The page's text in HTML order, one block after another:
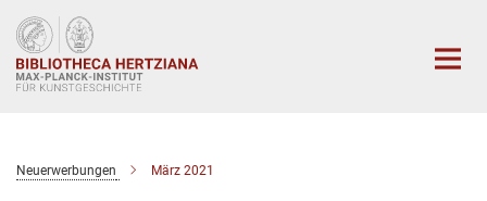
Hauptinhalt
Neuerwerbungen März 2021